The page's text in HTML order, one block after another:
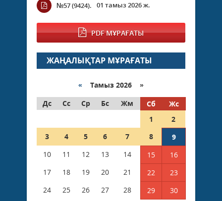
№57 (9424). 01 тамыз 2026 ж.
PDF МҰРАҒАТЫ
ЖАҢАЛЫҚТАР МҰРАҒАТЫ
« Тамыз 2026 »
Дс
Сс Ср Бс Жм Сб
Жс
1
2
3
4 5 6 7 8
9
10
11 12 13 14 15
16
17
18 19 20 21 22
23
24
25 26 27 28 29
30